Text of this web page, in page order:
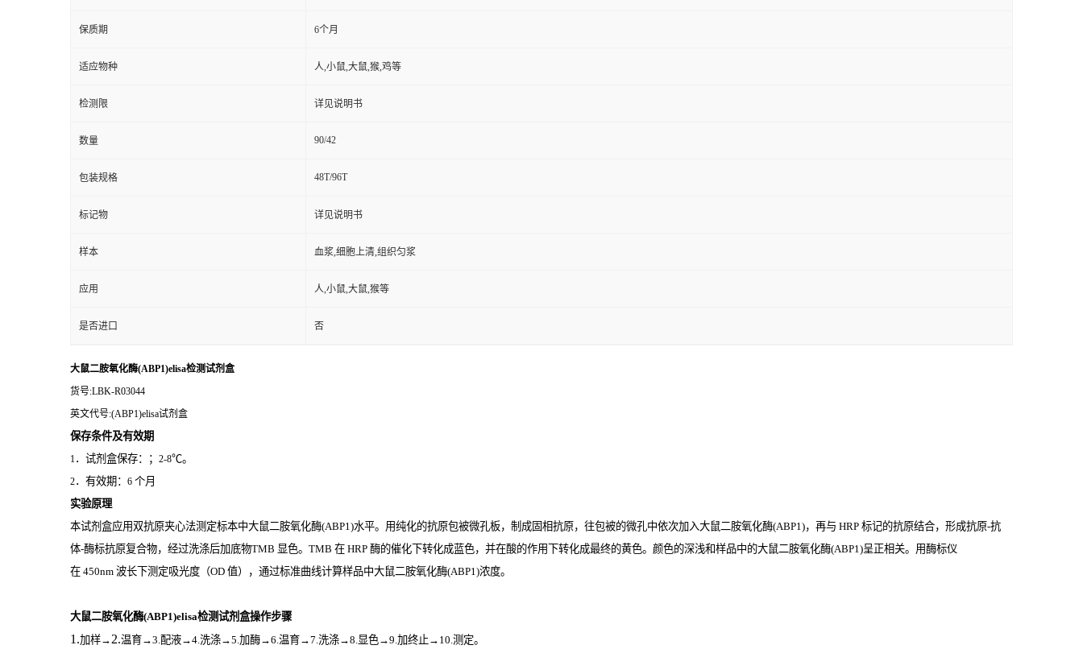
保质期 6个月
适应物种 人,小鼠,大鼠,猴,鸡等
检测限 详见说明书
数量 90/42
包装规格 48T/96T
标记物 详见说明书
样本 血浆,细胞上清,组织匀浆
应用 人,小鼠,大鼠,猴等
是否进口 否
大鼠二胺氧化酶(ABP1)elisa检测试剂盒
货号:LBK-R03044
英文代号:(ABP1)elisa试剂盒
保存条件及有效期
1．试剂盒保存：； 2-8℃。
2．有效期： 6 个月
实验原理
本试剂盒应用双抗原夹心法测定标本中大鼠二胺氧化酶(ABP1)水平。用纯化的抗原包被微孔板，制成固相抗原，往包被的微孔中依次加入大鼠二胺氧化酶(ABP1)，再与 HRP 标记的抗原结合，形成抗原-抗
体-酶标抗原复合物，经过洗涤后加底物TMB 显色。 TMB 在 HRP 酶的催化下转化成蓝色，并在酸的作用下转化成最终的黄色。颜色的深浅和样品中的大鼠二胺氧化酶(ABP1)呈正相关。用酶标仪
在 450nm 波长下测定吸光度（OD 值），通过标准曲线计算样品中大鼠二胺氧化酶(ABP1)浓度。
大鼠二胺氧化酶(ABP1)elisa检测试剂盒操作步骤
1.加样→ 2.温育→3.配液→4.洗涤→5.加酶→6.温育→7.洗涤→8.显色→9.加终止→10.测定。